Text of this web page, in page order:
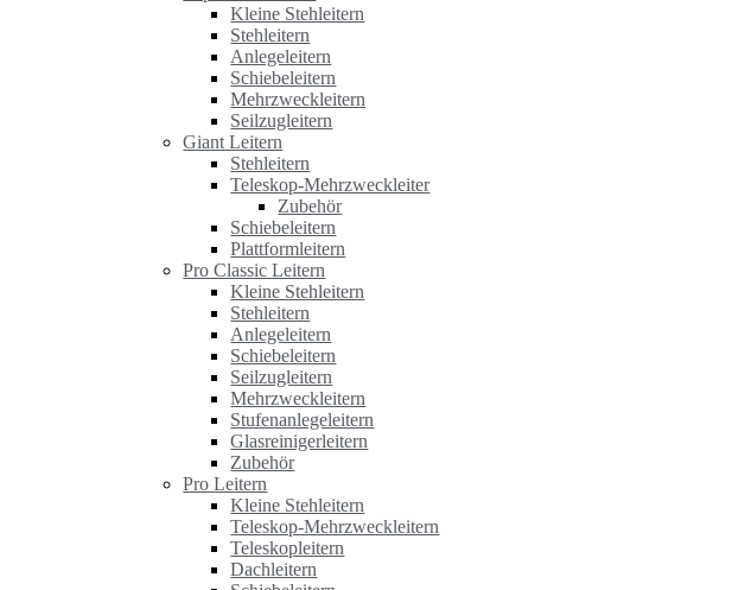
Kleine Stehleitern
Stehleitern
Anlegeleitern
Schiebeleitern
Mehrzweckleitern
Seilzugleitern
Giant Leitern
Stehleitern
Teleskop-Mehrzweckleiter
Zubehör
Schiebeleitern
Plattformleitern
Pro Classic Leitern
Kleine Stehleitern
Stehleitern
Anlegeleitern
Schiebeleitern
Seilzugleitern
Mehrzweckleitern
Stufenanlegeleitern
Glasreinigerleitern
Zubehör
Pro Leitern
Kleine Stehleitern
Teleskop-Mehrzweckleitern
Teleskopleitern
Dachleitern